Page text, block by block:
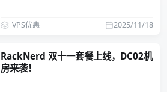
2025/11/18
VPS优惠
RackNerd 双十一套餐上线，DC02机
房来袭！